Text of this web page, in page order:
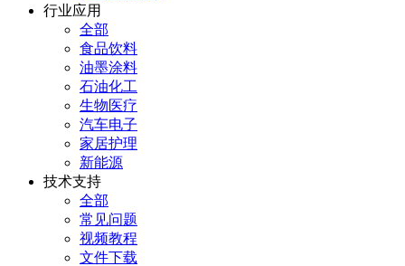
行业应用
全部
食品饮料
油墨涂料
石油化工
生物医疗
汽车电子
家居护理
新能源
技术支持
全部
常见问题
视频教程
文件下载